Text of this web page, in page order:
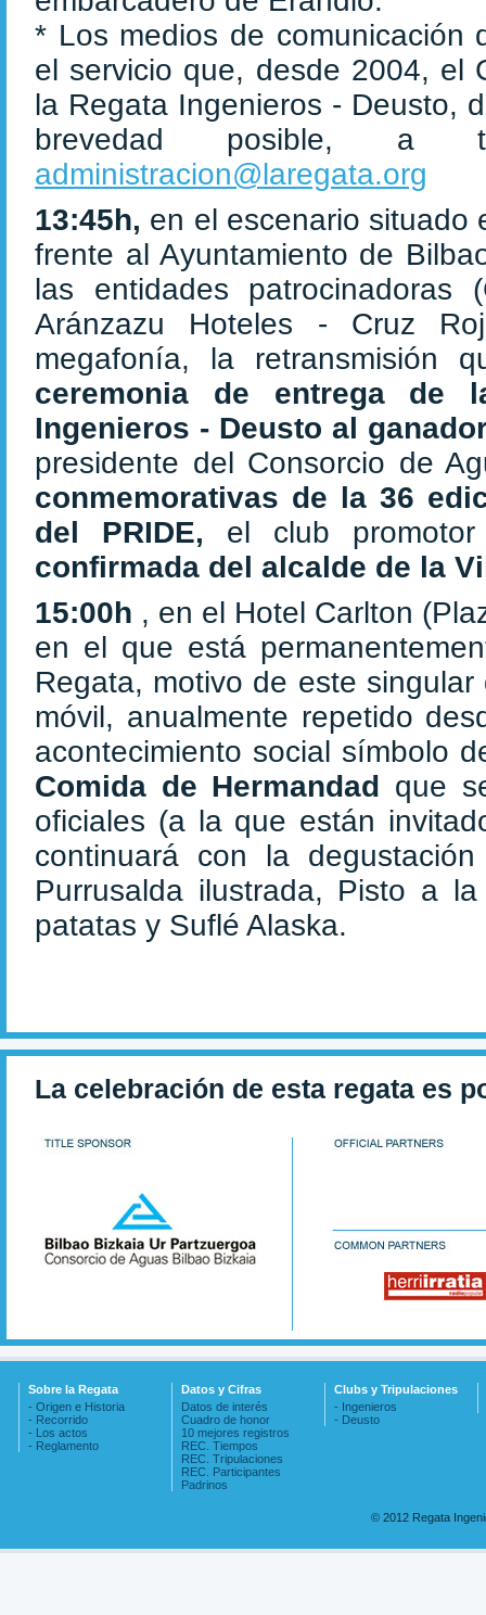
* Los medios de comunicación
el servicio que, desde 2004, el
la Regata Ingenieros - Deusto,
brevedad posible, a
administracion@laregata.org
13:45h, en el escenario situado
frente al Ayuntamiento de
las entidades patrocinadoras
Aránzazu Hoteles - Cruz
megafonía, la retransmisión
ceremonia de entrega de
Ingenieros - Deusto al
presidente del Consorcio de
conmemorativas de la 36
del PRIDE, el club
confirmada del alcalde de la
15:00h , en el Hotel Carlton
en el que está
Regata, motivo de este
móvil, anualmente repetido
acontecimiento social símbolo
Comida de Hermandad que
oficiales (a la que están
continuará con la
Purrusalda ilustrada, Pisto a
patatas y Suflé Alaska.
La celebración de esta regata es
Sobre la Regata
- Origen e Historia
- Recorrido
- Los actos
- Reglamento
Datos y Cifras
Datos de interés
Cuadro de honor
10 mejores registros
REC. Tiempos
REC. Tripulaciones
REC. Participantes
Padrinos
Clubs y Tripulaciones
- Ingenieros
- Deusto
© 2012 Regata